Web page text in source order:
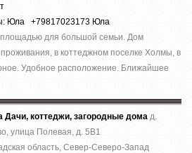
Юла +79817023173 Юла
для большой семьи. Дом
в коттеджном поселке Холмы, в
Удобное расположение. Ближайшее
Дачи, коттеджи, загородные дома д.
улица Полевая, д. 5В1
область, Север-Северо-Запад